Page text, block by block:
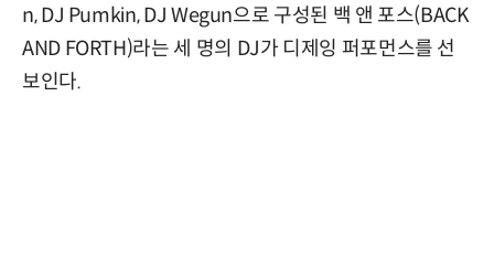
n, DJ Pumkin, DJ Wegun으로 구성된 백 앤 포스(BACK
AND FORTH)라는 세 명의 DJ가 디제잉 퍼포먼스를 선
보인다.